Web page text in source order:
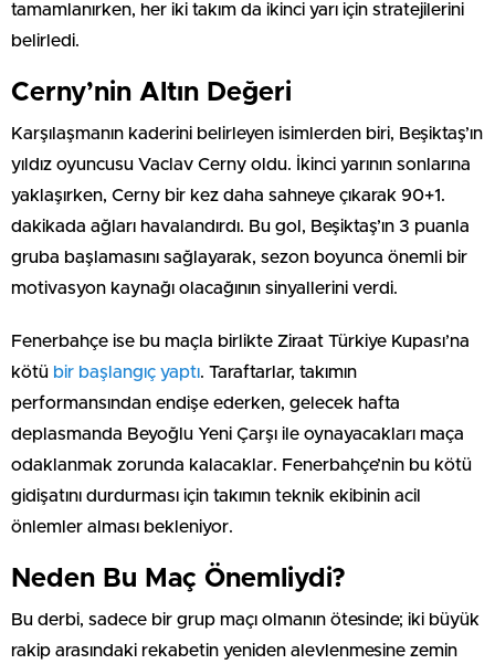
tamamlanırken, her iki takım da ikinci yarı için stratejilerini
belirledi.
Cerny’nin Altın Değeri
Karşılaşmanın kaderini belirleyen isimlerden biri, Beşiktaş’ın
yıldız oyuncusu Vaclav Cerny oldu. İkinci yarının sonlarına
yaklaşırken, Cerny bir kez daha sahneye çıkarak 90+1.
dakikada ağları havalandırdı. Bu gol, Beşiktaş’ın 3 puanla
gruba başlamasını sağlayarak, sezon boyunca önemli bir
motivasyon kaynağı olacağının sinyallerini verdi.
Fenerbahçe ise bu maçla birlikte Ziraat Türkiye Kupası’na
kötü bir başlangıç yaptı. Taraftarlar, takımın
performansından endişe ederken, gelecek hafta
deplasmanda Beyoğlu Yeni Çarşı ile oynayacakları maça
odaklanmak zorunda kalacaklar. Fenerbahçe’nin bu kötü
gidişatını durdurması için takımın teknik ekibinin acil
önlemler alması bekleniyor.
Neden Bu Maç Önemliydi?
Bu derbi, sadece bir grup maçı olmanın ötesinde; iki büyük
rakip arasındaki rekabetin yeniden alevlenmesine zemin